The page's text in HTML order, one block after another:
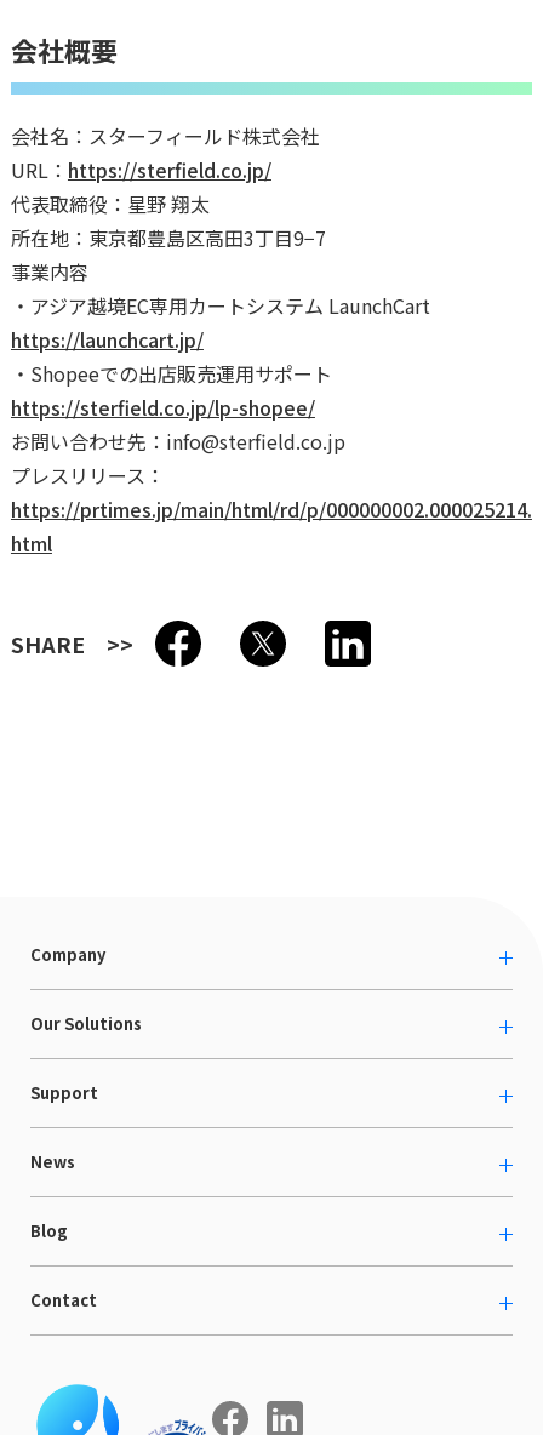
会社概要
会社名：スターフィールド株式会社
URL： https://sterfield.co.jp/
代表取締役：星野 翔太
所在地：東京都豊島区高田3丁目9−7
事業内容
・アジア越境EC専用カートシステム LaunchCart
https://launchcart.jp/
・Shopeeでの出店販売運用サポート
https://sterfield.co.jp/lp-shopee/
お問い合わせ先：info@sterfield.co.jp
プレスリリース：
https://prtimes.jp/main/html/rd/p/000000002.000025214.
html
SHARE
Company
About us
カルチャー
採用情報
Our Solutions
越境ECコンサルティング
Shopee支援
LaunchCart
海外向けホームページ制作
COMPE NAVI
Support
お役立ち資料
セミナー情報
News
プレスリリース
イベント
ニュース
Blog
ECブログ
開発ブログ
イベントレポート
Contact